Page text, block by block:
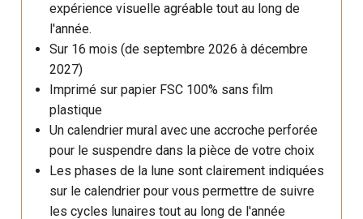
expérience visuelle agréable tout au long de
l'année.
Sur 16 mois (de septembre 2026 à décembre
2027)
Imprimé sur papier FSC 100% sans film
plastique
Un calendrier mural avec une accroche perforée
pour le suspendre dans la pièce de votre choix
Les phases de la lune sont clairement indiquées
sur le calendrier pour vous permettre de suivre
les cycles lunaires tout au long de l'année